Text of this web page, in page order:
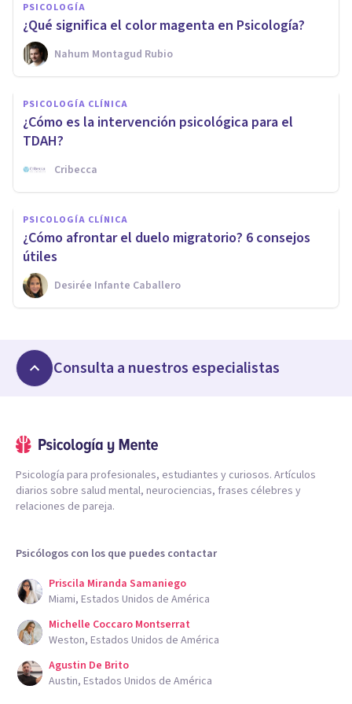
PSICOLOGÍA
¿Qué significa el color magenta en Psicología?
Nahum Montagud Rubio
PSICOLOGÍA CLÍNICA
¿Cómo es la intervención psicológica para el
TDAH?
Cribecca
PSICOLOGÍA CLÍNICA
¿Cómo afrontar el duelo migratorio? 6 consejos
útiles
Desirée Infante Caballero
Consulta a nuestros especialistas
Psicología para profesionales, estudiantes y curiosos. Artículos
diarios sobre salud mental, neurociencias, frases célebres y
relaciones de pareja.
Psicólogos con los que puedes contactar
Priscila Miranda Samaniego
Miami, Estados Unidos de América
Michelle Coccaro Montserrat
Weston, Estados Unidos de América
Agustin De Brito
Austin, Estados Unidos de América